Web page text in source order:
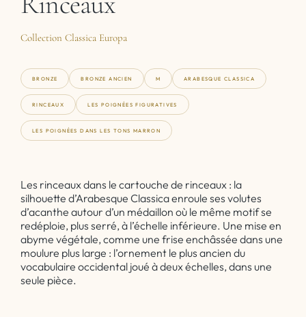
Collection Classica Europa
BRONZE BRONZE ANCIEN M ARABESQUE CLASSICA
RINCEAUX LES POIGNÉES FIGURATIVES
LES POIGNÉES DANS LES TONS MARRON
Les rinceaux dans le cartouche de rinceaux : la
silhouette d’Arabesque Classica enroule ses volutes
d’acanthe autour d’un médaillon où le même motif se
redéploie, plus serré, à l’échelle inférieure. Une mise en
abyme végétale, comme une frise enchâssée dans une
moulure plus large : l’ornement le plus ancien du
vocabulaire occidental joué à deux échelles, dans une
seule pièce.